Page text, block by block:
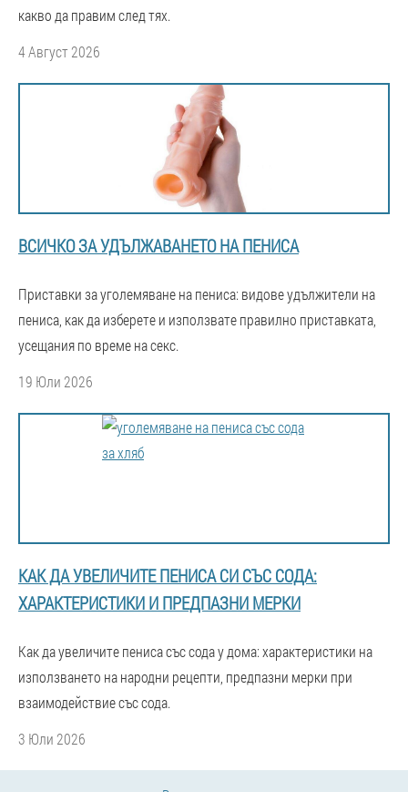
какво да правим след тях.
4 Август 2026
ВСИЧКО ЗА УДЪЛЖАВАНЕТО НА ПЕНИСА
Приставки за уголемяване на пениса: видове удължители на
пениса, как да изберете и използвате правилно приставката,
усещания по време на секс.
19 Юли 2026
КАК ДА УВЕЛИЧИТЕ ПЕНИСА СИ СЪС СОДА:
ХАРАКТЕРИСТИКИ И ПРЕДПАЗНИ МЕРКИ
Как да увеличите пениса със сода у дома: характеристики на
използването на народни рецепти, предпазни мерки при
взаимодействие със сода.
3 Юли 2026